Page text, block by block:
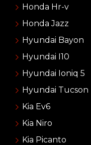
Honda Hr-v
Honda Jazz
Hyundai Bayon
Hyundai I10
Hyundai Ioniq 5
Hyundai Tucson
Kia Ev6
Kia Niro
Kia Picanto